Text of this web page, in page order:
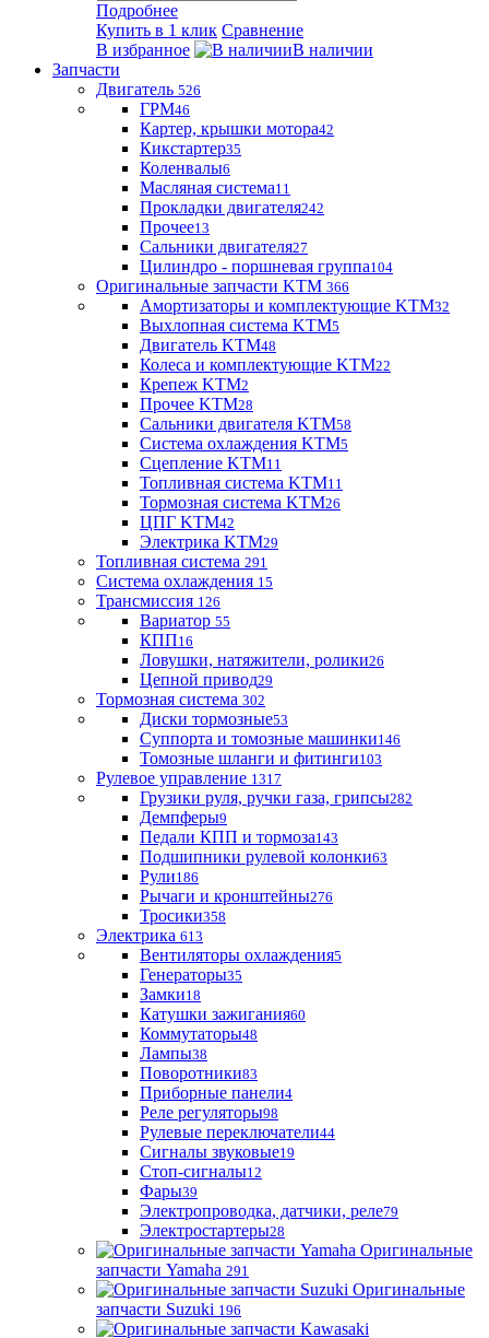
Подробнее
Купить в 1 клик Сравнение
В избранное
В наличии
Запчасти
Двигатель 526
ГРМ46
Картер, крышки мотора42
Кикстартер35
Коленвалы6
Масляная система11
Прокладки двигателя242
Прочее13
Сальники двигателя27
Цилиндро - поршневая группа104
Оригинальные запчасти KTM 366
Амортизаторы и комплектующие KTM32
Выхлопная система KTM5
Двигатель KTM48
Колеса и комплектующие KTM22
Крепеж KTM2
Прочее KTM28
Сальники двигателя KTM58
Система охлаждения KTM5
Сцепление KTM11
Топливная система KTM11
Тормозная система KTM26
ЦПГ KTM42
Электрика KTM29
Топливная система 291
Система охлаждения 15
Трансмиссия 126
Вариатор 55
КПП16
Ловушки, натяжители, ролики26
Цепной привод29
Тормозная система 302
Диски тормозные53
Суппорта и томозные машинки146
Томозные шланги и фитинги103
Рулевое управление 1317
Грузики руля, ручки газа, грипсы282
Демпферы9
Педали КПП и тормоза143
Подшипники рулевой колонки63
Рули186
Рычаги и кронштейны276
Тросики358
Электрика 613
Вентиляторы охлаждения5
Генераторы35
Замки18
Катушки зажигания60
Коммутаторы48
Лампы38
Поворотники83
Приборные панели4
Реле регуляторы98
Рулевые переключатели44
Сигналы звуковые19
Стоп-сигналы12
Фары39
Электропроводка, датчики, реле79
Электростартеры28
Оригинальные
запчасти Yamaha 291
Оригинальные
запчасти Suzuki 196